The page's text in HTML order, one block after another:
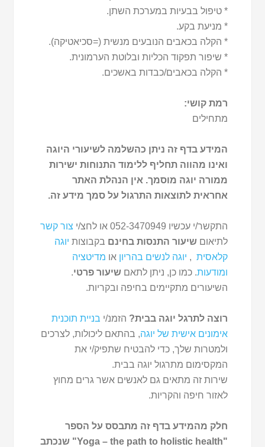
* טיפול בבעיות במערכת השתן.
* מניעת בקע.
* הקלה בכאבים הנובעים מנשית (=סכיאטיקה).
* שיפור תפקוד הכליות ובלוטת הערמונית.
* הקלה בכאבים/כבדות באשכים.
רמת קושי:
מתחילים
המידע בדף זה ניתן כהשלמה לשיעורי היוגה
ואינו מהווה תחליף ללימוד התנוחות ישירות
ממורה יוגה מוסמך. אין הנהלת האתר
אחראית לתוצאות התרגול על סמך מידע זה.
התקשר/י עכשיו 052-3470949 או לחצ/י
צור קשר
לתיאום שיעור התנסות בחינם בקבוצות יוגה
קלאסית , יוגה לנשים בהריון או מדיטציה
ומודעות. כמו כן, ניתן לתאםשיעור פרטי.
השיעורים מתקיימים בחיפה ובקריות.
רוצה לתרגל יוגה בבית? הזמנ/י בניית תוכנית
אימונים אישית של יוגה, בהתאם ליכולות, לצרכים
ולמטרות שלך, כדי להבטיח שתפיק/י את
המקסימום מתרגול יוגה בבית.
שירות זה מתאים גם לאנשים אשר גרים מחוץ
לאזור חיפה והקריות.
חלק מהמידע בדף זה מתבסס על הספר
"Yoga – the path to holistic health" שנכתב